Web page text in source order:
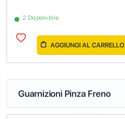
2 Disponibile
AGGIUNGI AL CARRELLO
Guarnizioni Pinza Freno